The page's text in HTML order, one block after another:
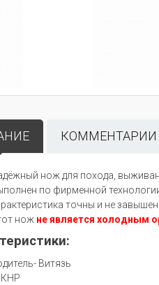
КОММЕНТАРИИ
нож для похода,
по фирменной
точны и не
нож не является холодным
Витязь
КНР